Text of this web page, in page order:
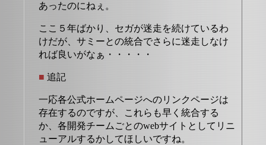
あったのにねぇ。
ここ５年ばかり、セガが迷走を続けているわ
けだが、サミーとの統合でさらに迷走しなけ
れば良いがなぁ・・・・・
■ 追記
一応各公式ホームページへのリンクページは
存在するのですが、これらも早く統合する
か、各開発チームごとのwebサイトとしてリニ
ューアルするかしてほしいですね。